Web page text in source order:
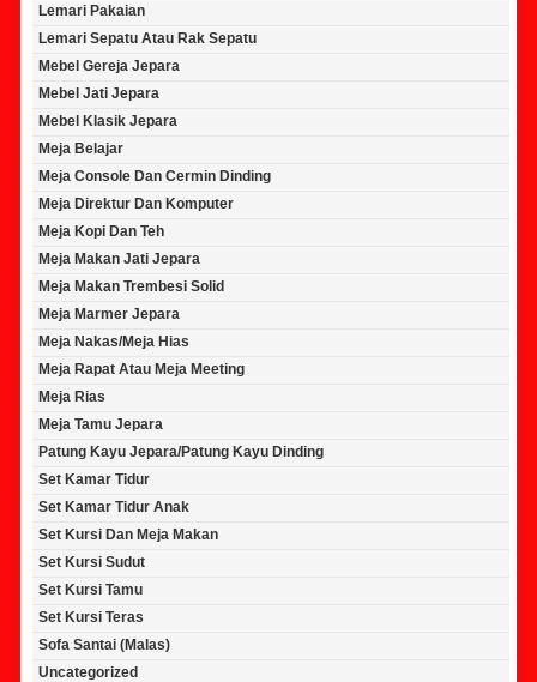
Lemari Pakaian
Lemari Sepatu Atau Rak Sepatu
Mebel Gereja Jepara
Mebel Jati Jepara
Mebel Klasik Jepara
Meja Belajar
Meja Console Dan Cermin Dinding
Meja Direktur Dan Komputer
Meja Kopi Dan Teh
Meja Makan Jati Jepara
Meja Makan Trembesi Solid
Meja Marmer Jepara
Meja Nakas/Meja Hias
Meja Rapat Atau Meja Meeting
Meja Rias
Meja Tamu Jepara
Patung Kayu Jepara/Patung Kayu Dinding
Set Kamar Tidur
Set Kamar Tidur Anak
Set Kursi Dan Meja Makan
Set Kursi Sudut
Set Kursi Tamu
Set Kursi Teras
Sofa Santai (Malas)
Uncategorized